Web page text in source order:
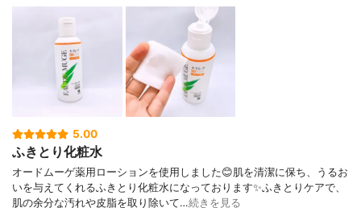
5.00
ふきとり化粧水
オードムーゲ薬用ローションを使用しました😊肌を清潔に保ち、うるお
いを与えてくれるふきとり化粧水になっております✨ふきとりケアで、
肌の余分な汚れや皮脂を取り除いて…続きを見る